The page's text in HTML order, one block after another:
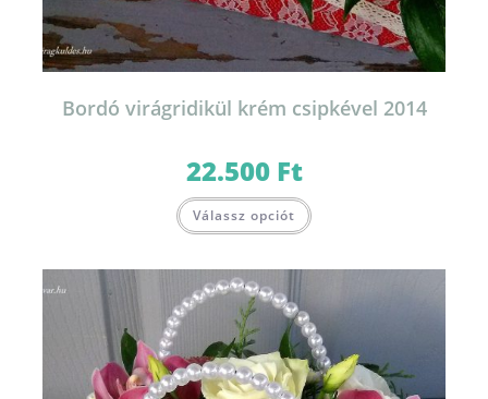
Bordó virágridikül krém csipkével 2014
22.500 Ft
Válassz opciót